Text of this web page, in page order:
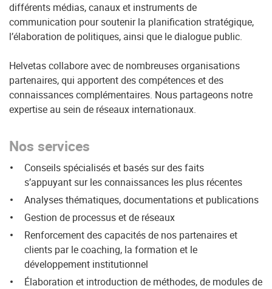
différents médias, canaux et instruments de
communication pour soutenir la planification stratégique,
l’élaboration de politiques, ainsi que le dialogue public.
Helvetas collabore avec de nombreuses organisations
partenaires, qui apportent des compétences et des
connaissances complémentaires. Nous partageons notre
expertise au sein de réseaux internationaux.
Nos services
Conseils spécialisés et basés sur des faits
s’appuyant sur les connaissances les plus récentes
Analyses thématiques, documentations et publications
Gestion de processus et de réseaux
Renforcement des capacités de nos partenaires et
clients par le coaching, la formation et le
développement institutionnel
Élaboration et introduction de méthodes, de modules de